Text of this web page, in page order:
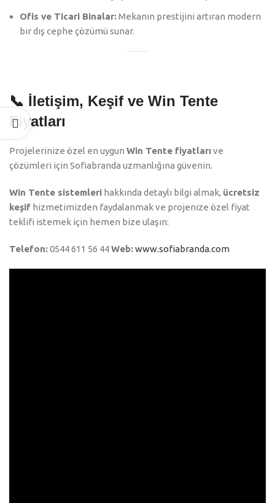
Ofis ve Ticari Binalar:Mekanın prestijini artıran modern
bir dış cephe çözümü sunar.
📞 İletişim, Keşif ve Win Tente
Fiyatları
Projelerinize özel en uygun Win Tente fiyatlarıve
çözümleri için Sofiabranda uzmanlığına güvenin.
Win Tente sistemleri hakkında detaylı bilgi almak, ücretsiz
keşif hizmetimizden faydalanmak ve projenize özel fiyat
teklifi istemek için hemen bize ulaşın:
Telefon:0544 611 56 44Web:www.sofiabranda.com